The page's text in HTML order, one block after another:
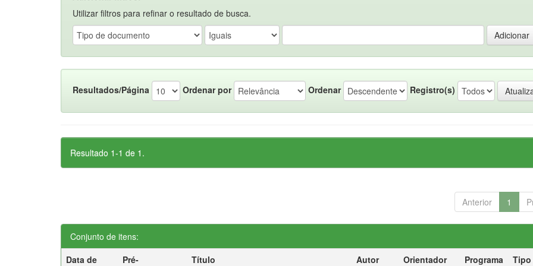
Utilizar filtros para refinar o resultado de busca.
Resultados/Página Ordenar por Ordenar Registro(s)
Resultado 1-1 de 1.
Anterior 1
Conjunto de itens:
Data de
Pré-
Título Autor Orientador Programa
Tipo